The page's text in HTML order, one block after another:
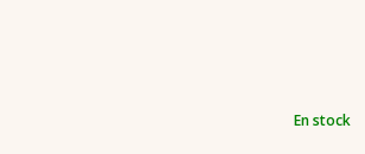
En stock